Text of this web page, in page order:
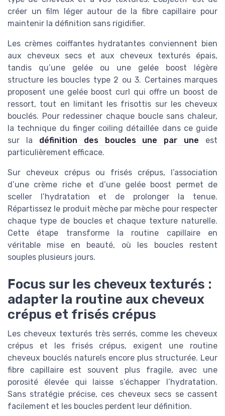
créer un film léger autour de la fibre capillaire pour
maintenir la définition sans rigidifier.
Les crèmes coiffantes hydratantes conviennent bien
aux cheveux secs et aux cheveux texturés épais,
tandis qu’une gelée ou une gelée boost légère
structure les boucles type 2 ou 3. Certaines marques
proposent une gelée boost curl qui offre un boost de
ressort, tout en limitant les frisottis sur les cheveux
bouclés. Pour redessiner chaque boucle sans chaleur,
la technique du finger coiling détaillée dans ce guide
sur la définition des boucles une par une est
particulièrement efficace.
Sur cheveux crépus ou frisés crépus, l’association
d’une crème riche et d’une gelée boost permet de
sceller l’hydratation et de prolonger la tenue.
Répartissez le produit mèche par mèche pour respecter
chaque type de boucles et chaque texture naturelle.
Cette étape transforme la routine capillaire en
véritable mise en beauté, où les boucles restent
souples plusieurs jours.
Focus sur les cheveux texturés :
adapter la routine aux cheveux
crépus et frisés crépus
Les cheveux texturés très serrés, comme les cheveux
crépus et les frisés crépus, exigent une routine
cheveux bouclés naturels encore plus structurée. Leur
fibre capillaire est souvent plus fragile, avec une
porosité élevée qui laisse s’échapper l’hydratation.
Sans stratégie précise, ces cheveux secs se cassent
facilement et les boucles perdent leur définition.